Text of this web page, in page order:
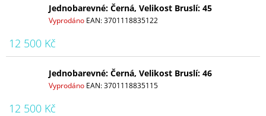
Jednobarevné: Černá, Velikost Bruslí: 45
Vyprodáno EAN:3701118835122
12 500 Kč
Jednobarevné: Černá, Velikost Bruslí: 46
Vyprodáno EAN:3701118835115
12 500 Kč